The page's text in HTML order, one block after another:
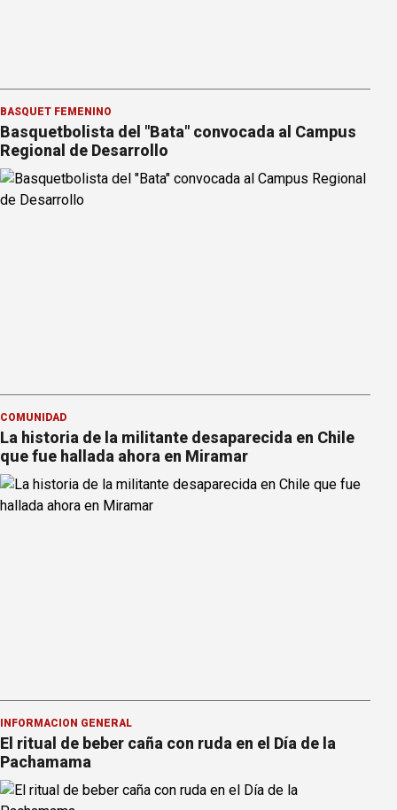
BÁSQUET FEMENINO
Basquetbolista del "Bata" convocada al Campus
Regional de Desarrollo
COMUNIDAD
La historia de la militante desaparecida en Chile
que fue hallada ahora en Miramar
INFORMACION GENERAL
El ritual de beber caña con ruda en el Día de la
Pachamama